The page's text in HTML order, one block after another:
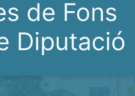
de Fons
Diputació